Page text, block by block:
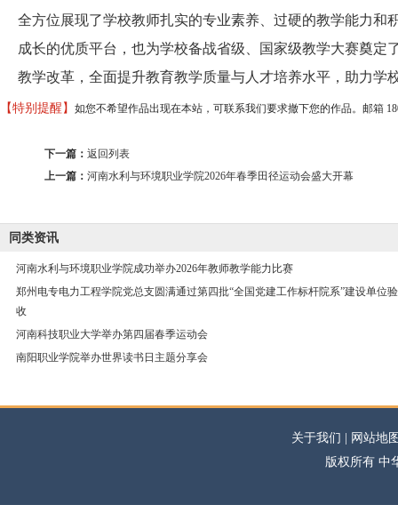
全方位展现了学校教师扎实的专业素养、过硬的教学能力
成长的优质平台，也为学校备战省级、国家级教学大赛奠
教学改革，全面提升教育教学质量与人才培养水平，助力学
【特别提醒】 如您不希望作品出现在本站，可联系我们要求撤下您的作品。邮箱
下一篇： 返回列表
上一篇： 河南水利与环境职业学院2026年春季田径运动会盛大开幕
同类资讯
河南水利与环境职业学院成功举办2026年教师教学能力比赛
郑州电专电力工程学院党总支圆满通过第四批“全国党建工作标杆院系”建设单位验
收
河南科技职业大学举办第四届春季运动会
南阳职业学院举办世界读书日主题分享会
关于我们 | 网站地
版权所有 中